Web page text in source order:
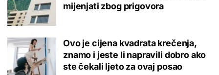
mijenjati zbog prigovora
Ovo je cijena kvadrata krečenja,
znamo i jeste li napravili dobro ako
ste čekali ljeto za ovaj posao